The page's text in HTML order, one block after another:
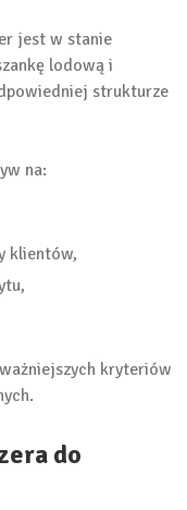
jest w stanie
lodową i
strukturze
na:
klientów,
kryteriów
do